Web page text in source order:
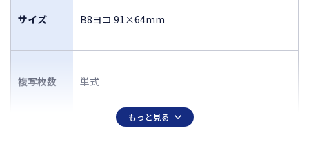
サイズ B8ヨコ 91×64mm
複写枚数 単式
もっと見る